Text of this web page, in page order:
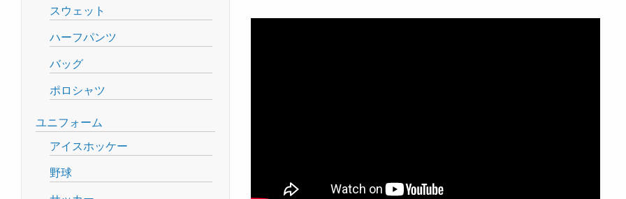
スウェット
ハーフパンツ
バッグ
ポロシャツ
ユニフォーム
アイスホッケー
野球